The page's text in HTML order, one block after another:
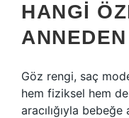
HANGI
Göz rengi, saç
hem fiziksel hem
aracılığıyla